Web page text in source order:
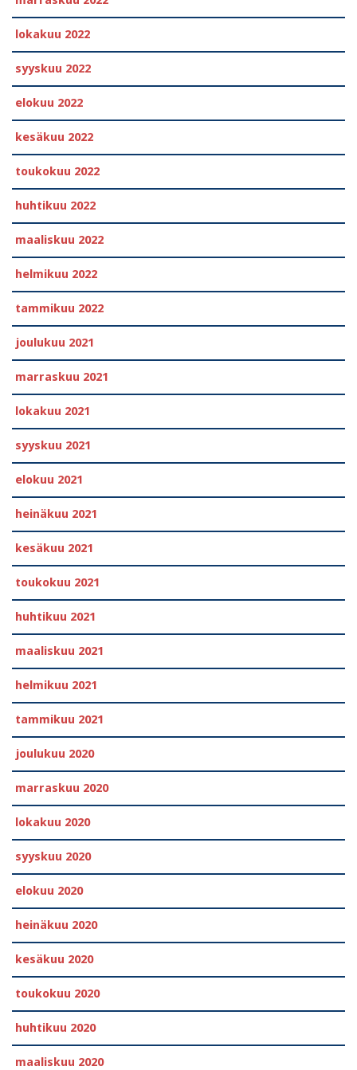
lokakuu 2022
syyskuu 2022
elokuu 2022
kesäkuu 2022
toukokuu 2022
huhtikuu 2022
maaliskuu 2022
helmikuu 2022
tammikuu 2022
joulukuu 2021
marraskuu 2021
lokakuu 2021
syyskuu 2021
elokuu 2021
heinäkuu 2021
kesäkuu 2021
toukokuu 2021
huhtikuu 2021
maaliskuu 2021
helmikuu 2021
tammikuu 2021
joulukuu 2020
marraskuu 2020
lokakuu 2020
syyskuu 2020
elokuu 2020
heinäkuu 2020
kesäkuu 2020
toukokuu 2020
huhtikuu 2020
maaliskuu 2020